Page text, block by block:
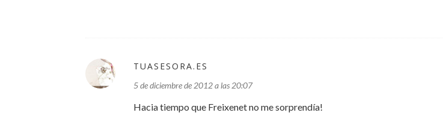
TUASESORA.ES
5 de diciembre de 2012 a las 20:07
Hacia tiempo que Freixenet no me sorprendía!